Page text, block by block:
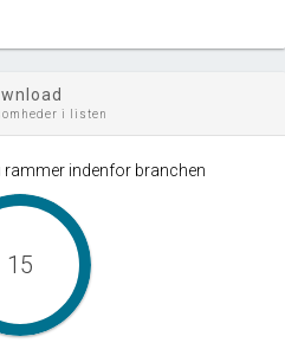
i listen
indenfor branchen
15